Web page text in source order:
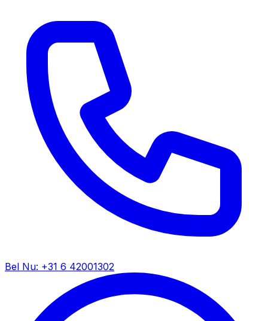
Bel Nu: +31 6 42001302